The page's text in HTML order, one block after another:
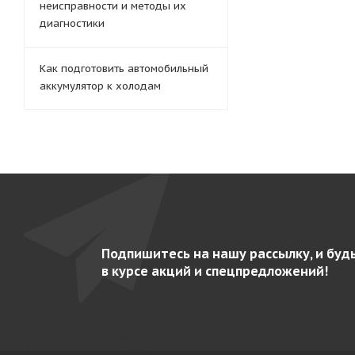
неисправности и методы их
диагностики
Как подготовить автомобильный
аккумулятор к холодам
Подпишитесь на нашу рассылку, и
в курсе акций и спецпредложений!